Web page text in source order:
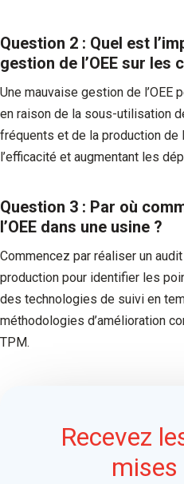
Question 2 : Quel est
gestion de l’OEE sur les
Une mauvaise gestion de l’OEE
en raison de la sous-utilisation
fréquents et de la production
l’efficacité et augmentant les
Question 3 : Par où
l’OEE dans une usine ?
Commencez par réaliser un
production pour identifier les
des technologies de suivi en
méthodologies d’amélioration
TPM.
Recevez
mises